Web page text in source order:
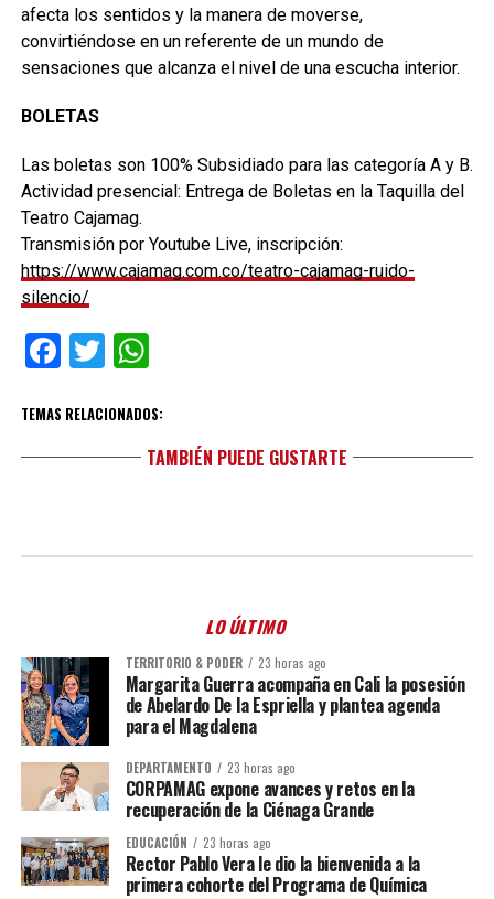
afecta los sentidos y la manera de moverse,
convirtiéndose en un referente de un mundo de
sensaciones que alcanza el nivel de una escucha interior.
BOLETAS
Las boletas son 100% Subsidiado para las categoría A y B.
Actividad presencial: Entrega de Boletas en la Taquilla del
Teatro Cajamag.
Transmisión por Youtube Live, inscripción:
https://www.cajamag.com.co/teatro-cajamag-ruido-
silencio/
Facebook
TwitterWhatsApp
TEMAS RELACIONADOS:
TAMBIÉN PUEDE GUSTARTE
LO ÚLTIMO
TERRITORIO & PODER 23 horas ago
Margarita Guerra acompaña en Cali la posesión
de Abelardo De la Espriella y plantea agenda
para el Magdalena
DEPARTAMENTO 23 horas ago
CORPAMAG expone avances y retos en la
recuperación de la Ciénaga Grande
EDUCACIÓN 23 horas ago
Rector Pablo Vera le dio la bienvenida a la
primera cohorte del Programa de Química